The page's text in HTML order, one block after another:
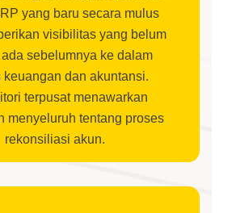
yang baru secara mulus
visibilitas yang belum
sebelumnya ke dalam
keuangan dan akuntansi.
terpusat menawarkan
menyeluruh tentang proses
rekonsiliasi akun.